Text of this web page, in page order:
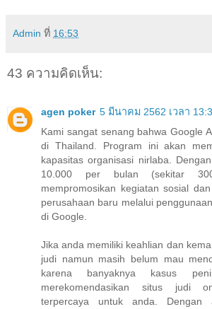
Admin ที่ 16:53
43 ความคิดเห็น:
agen poker 5 มีนาคม 2562 เวลา
Kami sangat senang bahwa Google
di Thailand. Program ini akan
kapasitas organisasi nirlaba.
10.000 per bulan (sekitar
mempromosikan kegiatan sosial
perusahaan baru melalui
di Google.
Jika anda memiliki keahlian dan
judi namun masih belum mau
karena banyaknya kasus
merekomendasikan situs judi
terpercaya untuk anda. Dengan